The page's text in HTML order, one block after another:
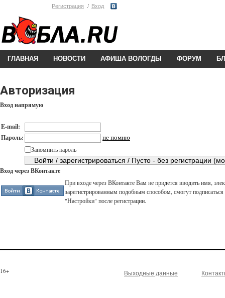
Регистрация Вход
ГЛАВНАЯ НОВОСТИ АФИША ВОЛОГДЫ ФОРУМ
Авторизация
Вход напрямую
E-mail:
Пароль:
не помню
Запомнить пароль
Вход через ВКонтакте
При входе через ВКонтакте Вам не придется вводить имя,
зарегистрированным подобным способом, смогут
"Настройки" после регистрации.
16+ Выходные данные